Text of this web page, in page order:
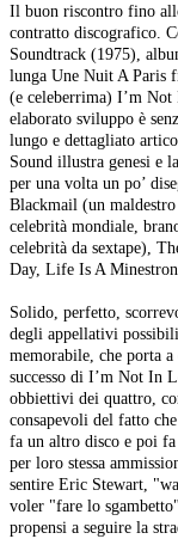
Il buon riscontro fino
contratto discografico.
Soundtrack (1975),
lunga Une Nuit A Paris
(e celeberrima) I’m
elaborato sviluppo è
lungo e dettagliato
Sound illustra genesi e
per una volta un po’
Blackmail (un
celebrità mondiale,
celebrità da sextape),
Day, Life Is A
Solido, perfetto,
degli appellativi
memorabile, che porta a
successo di I’m Not In
obbiettivi dei quattro,
consapevoli del fatto
fa un altro disco e poi
per loro stessa
sentire Eric Stewart,
voler "fare lo
propensi a seguire la